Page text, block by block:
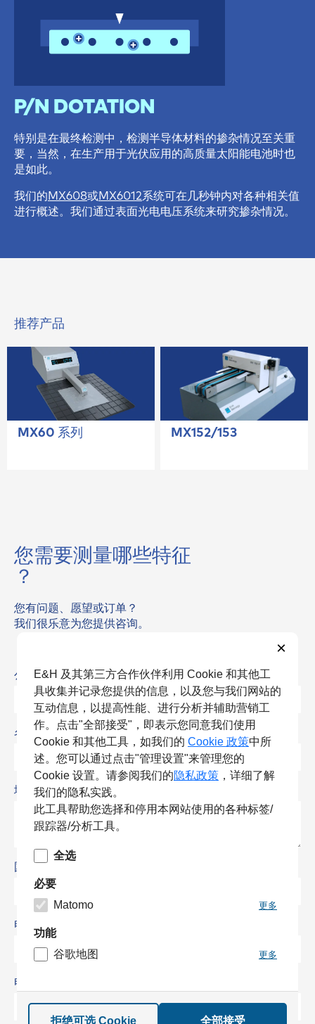
×
E&H 及其第三方合作伙伴利用 Cookie 和其他工
具收集并记录您提供的信息，以及您与我们网站的
互动信息，以提高性能、进行分析并辅助营销工
作。点击"全部接受"，即表示您同意我们使用
Cookie 和其他工具，如我们的 Cookie 政策中所
述。您可以通过点击"管理设置"来管理您的
Cookie 设置。请参阅我们的隐私政策 ，详细了解
我们的隐私实践。
此工具帮助您选择和停用本网站使用的各种标签/
跟踪器/分析工具。
全选
必要
Matomo
更多
功能
谷歌地图
更多
拒绝可选 Cookie 全部接受
P/N DOTATION
特别是在最终检测中，检测半导体材料的掺杂情况至关重
要，当然，在生产用于光伏应用的高质量太阳能电池时也
是如此。
我们的MX608或MX6012系统可在几秒钟内对各种相关值
进行概述。我们通过表面光电电压系统来研究掺杂情况。
推荐产品
MX60 系列 MX152/153
您需要测量哪些特征
？
您有问题、愿望或订单？
我们很乐意为您提供咨询。
公司名称
名称 *
地址
国家*
电子邮件
电话